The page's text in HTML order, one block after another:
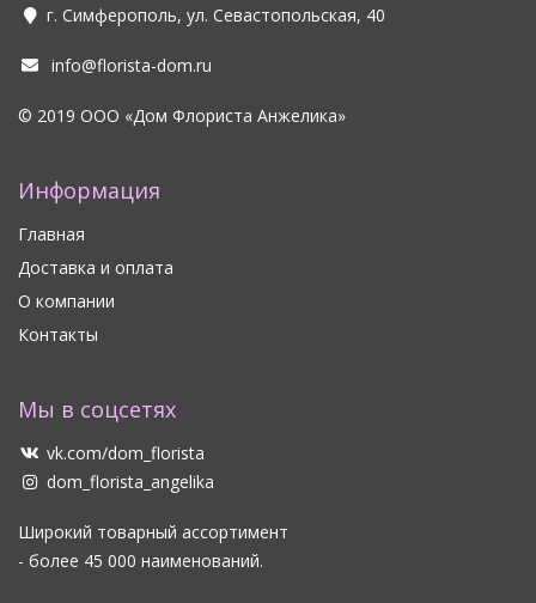
г. Симферополь, ул. Севастопольская, 40
info@florista-dom.ru
© 2019 ООО «Дом Флориста Анжелика»
Информация
Главная
Доставка и оплата
О компании
Контакты
Мы в соцсетях
vk.com/dom_florista
dom_florista_angelika
Широкий товарный ассортимент
- более 45 000 наименований.